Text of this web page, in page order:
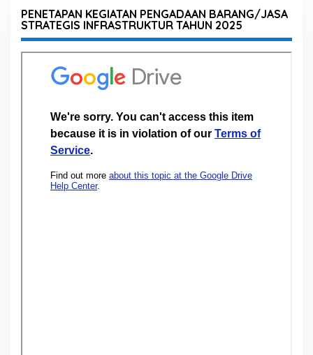
PENETAPAN KEGIATAN PENGADAAN BARANG/JASA
STRATEGIS INFRASTRUKTUR TAHUN 2025